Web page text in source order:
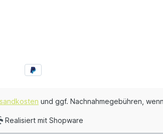
und ggf. Nachnahmegebühren,
Realisiert mit Shopware